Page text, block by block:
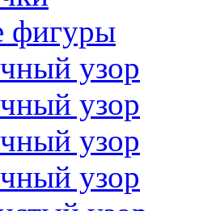
фигуры
узор
узор
узор
узор